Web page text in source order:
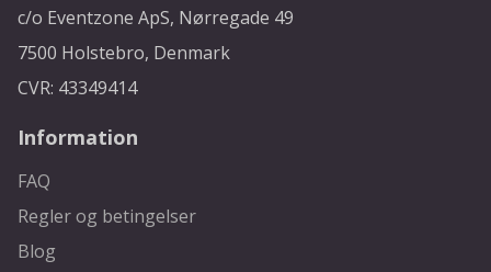
c/o Eventzone ApS, Nørregade 49
7500 Holstebro, Denmark
CVR: 43349414
Information
FAQ
Regler og betingelser
Blog